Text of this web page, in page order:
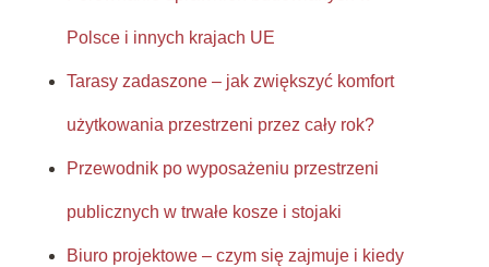
Polsce i innych krajach UE
Tarasy zadaszone – jak zwiększyć komfort
użytkowania przestrzeni przez cały rok?
Przewodnik po wyposażeniu przestrzeni
publicznych w trwałe kosze i stojaki
Biuro projektowe – czym się zajmuje i kiedy